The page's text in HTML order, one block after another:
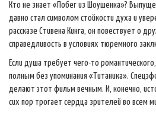
Кто не знает «Побег из Шоушенка»?
давно стал символом стойкости духа и
рассказе Стивена Кинга, он повествует о
справедливость в условиях тюремного
Если душа требует чего-то
полным без упоминания «Титаника».
делают этот фильм вечным. И, конечно,
сих пор трогает сердца зрителей во всем